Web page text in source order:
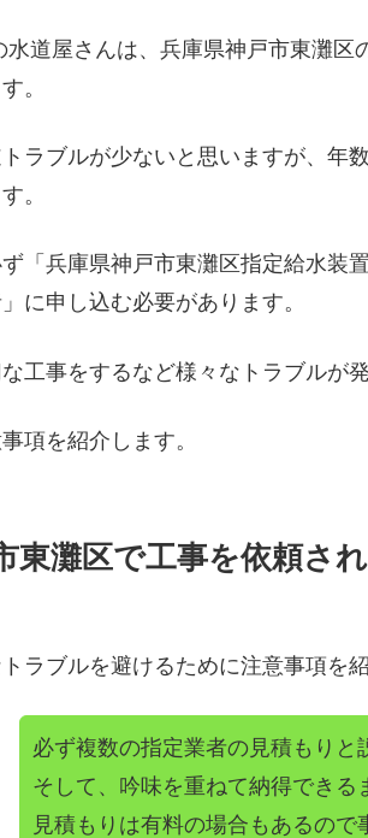
水道屋さんは、兵庫県神戸市東灘
。
ラブルが少ないと思いますが、年
。
「兵庫県神戸市東灘区指定給水装
に申し込む必要があります。
工事をするなど様々なトラブルが
項を紹介します。
東灘区で工事を依頼さ
ラブルを避けるために注意事項を紹
必ず複数の指定業者の見積もりと
そして、吟味を重ねて納得できる
見積もりは有料の場合もあるので